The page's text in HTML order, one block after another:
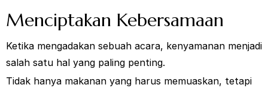
Menciptakan Kebersamaan
Ketika mengadakan sebuah acara, kenyamanan menjadi
salah satu hal yang paling penting.
Tidak hanya makanan yang harus memuaskan, tetapi